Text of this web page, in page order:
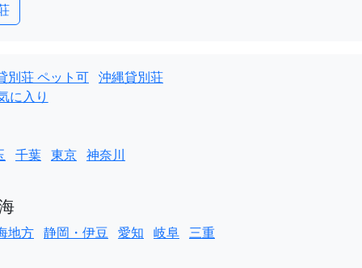
別荘 ペット可 沖縄貸別荘
に入り
千葉 東京 神奈川
地方 静岡・伊豆 愛知 岐阜 三重